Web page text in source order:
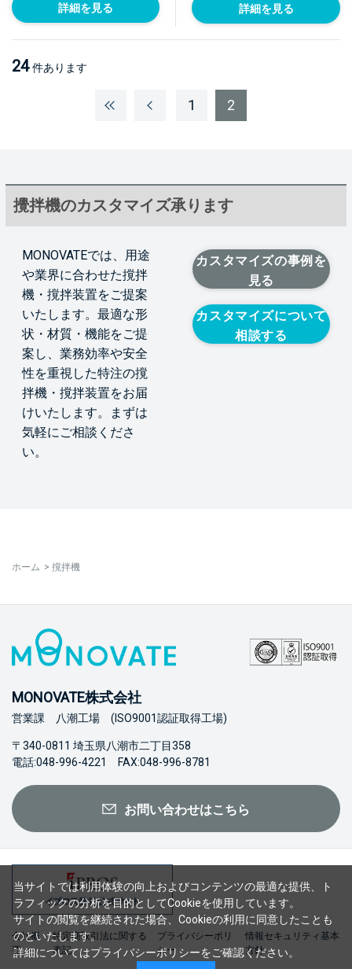
詳細を見る 詳細を見る
24 件あります
1 2
攪拌機のカスタマイズ承ります
MONOVATEでは、用途
や業界に合わせた撹拌
機・撹拌装置をご提案
いたします。最適な形
状・材質・機能をご提
案し、業務効率や安全
性を重視した特注の撹
拌機・撹拌装置をお届
けいたします。まずは
気軽にご相談くださ
い。
カスタマイズの事例を
見る
カスタマイズについて
相談する
ホーム > 撹拌機
MONOVATE株式会社
営業課 八潮工場 (ISO9001認証取得工場)
〒340-0811 埼玉県八潮市二丁目358
電話:048-996-4221 FAX:048-996-8781
お問い合わせはこちら
会社概
要
特定商取引法に関する
表記
プライバシーポリ
シー
情報セキュリティ基本
方針
当サイトでは利用体験の向上およびコンテンツの最適な提供、ト
ラフィックの分析を目的としてCookieを使用しています。
サイトの閲覧を継続された場合、Cookieの利用に同意したことも
のといたします。
詳細についてはプライバシーポリシーをご確認ください。